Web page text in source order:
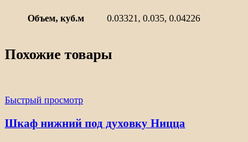
Объем, куб.м 0.03321, 0.035, 0.04226
Похожие товары
Быстрый просмотр
Шкаф нижний под духовку Ницца